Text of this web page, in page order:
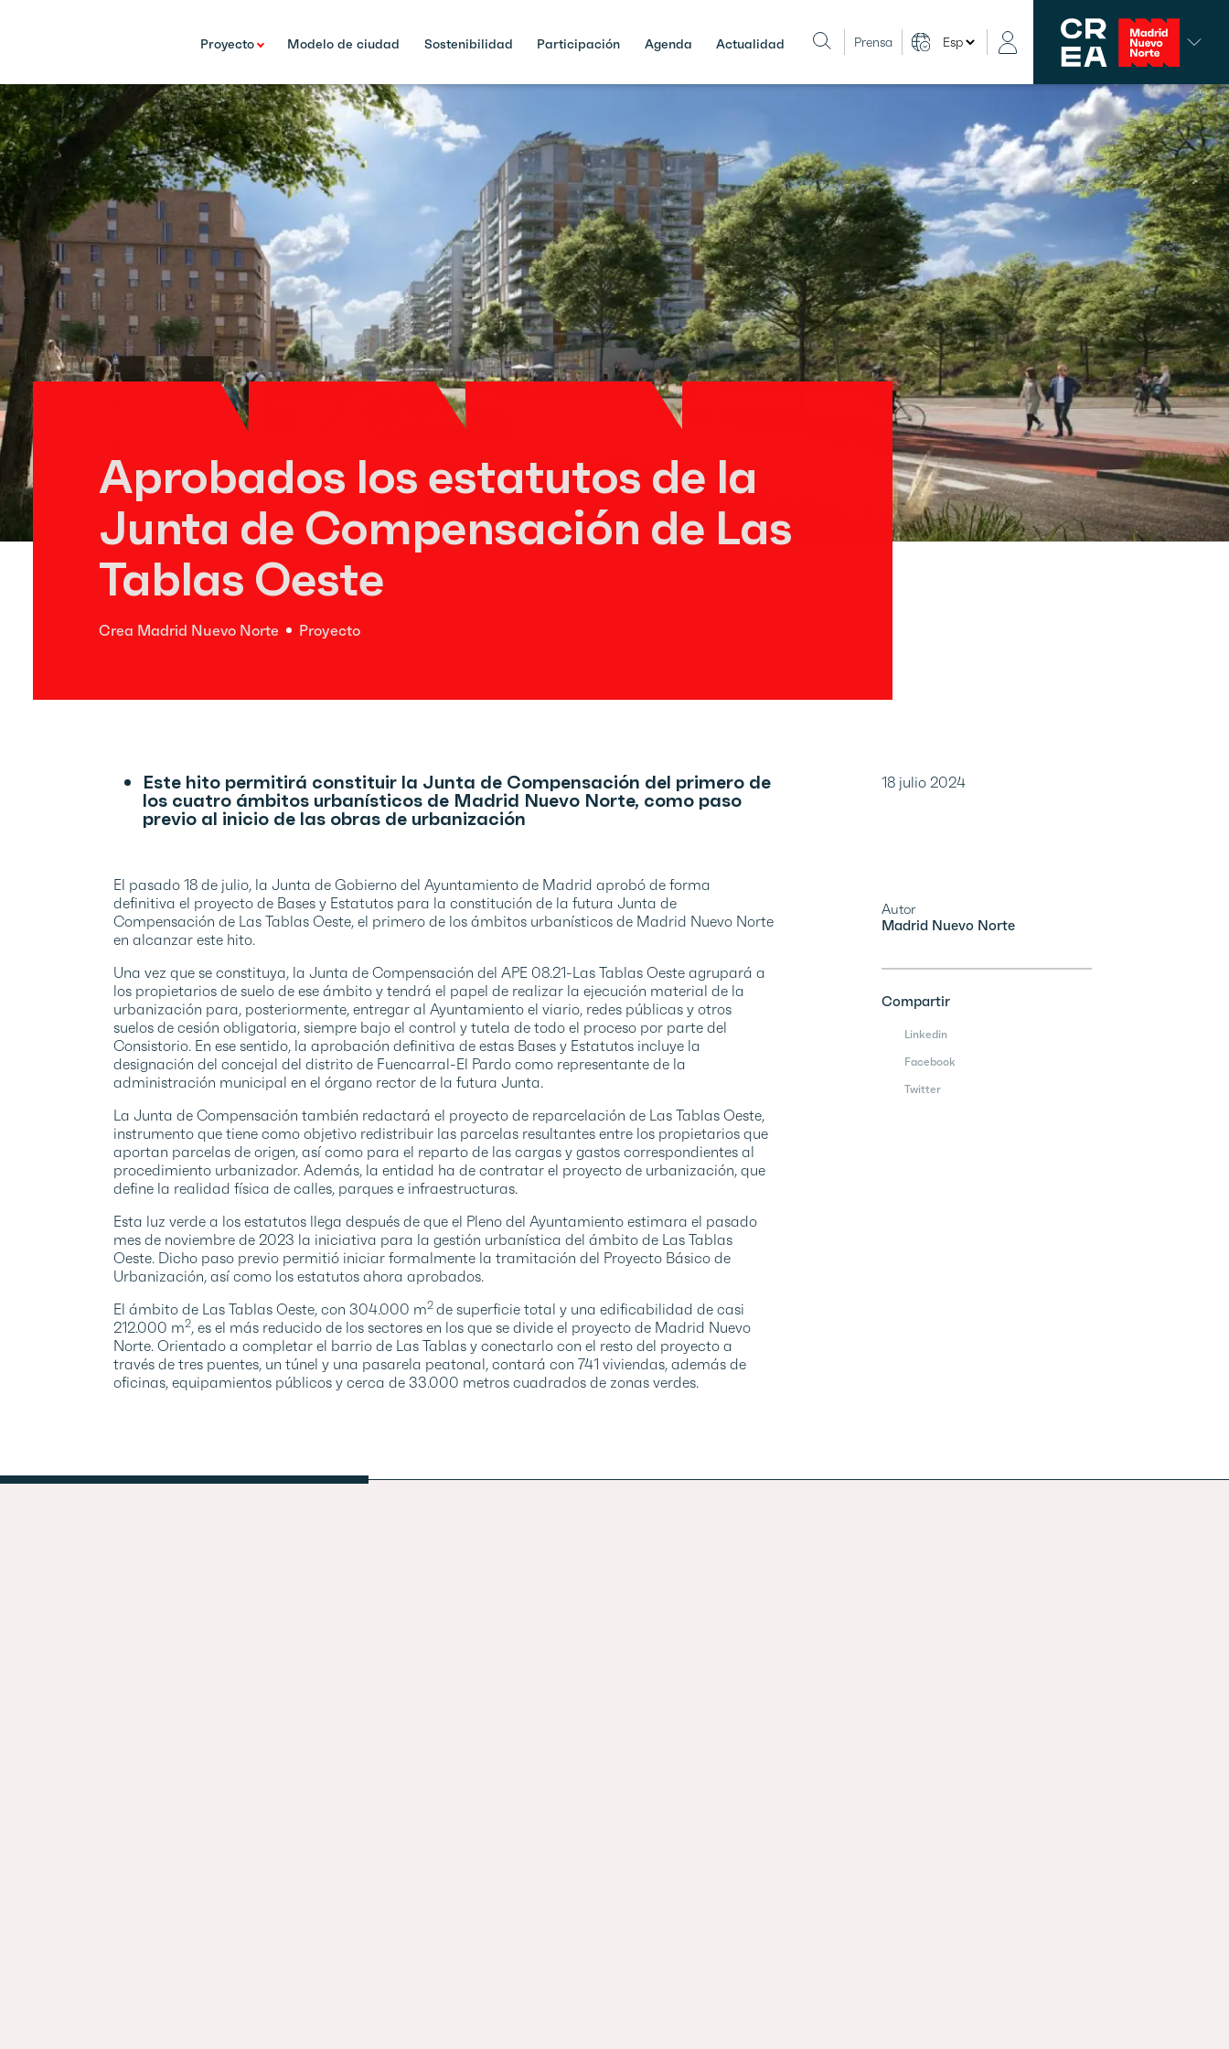
Proyecto Modelo de ciudad Sostenibilidad Participación Agenda Actualidad Prensa
Aprobados los estatutos de la
Junta de Compensación de Las
Tablas Oeste
Crea Madrid Nuevo Norte Proyecto
Este hito permitirá constituir la Junta de Compensación del primero de
los cuatro ámbitos urbanísticos de Madrid Nuevo Norte, como paso
previo al inicio de las obras de urbanización
El pasado 18 de julio, la Junta de Gobierno del Ayuntamiento de Madrid aprobó de forma
definitiva el proyecto de Bases y Estatutos para la constitución de la futura Junta de
Compensación de Las Tablas Oeste, el primero de los ámbitos urbanísticos de Madrid Nuevo Norte
en alcanzar este hito.
Una vez que se constituya, la Junta de Compensación del APE 08.21-Las Tablas Oeste agrupará a
los propietarios de suelo de ese ámbito y tendrá el papel de realizar la ejecución material de la
urbanización para, posteriormente, entregar al Ayuntamiento el viario, redes públicas y otros
suelos de cesión obligatoria, siempre bajo el control y tutela de todo el proceso por parte del
Consistorio. En ese sentido, la aprobación definitiva de estas Bases y Estatutos incluye la
designación del concejal del distrito de Fuencarral-El Pardo como representante de la
administración municipal en el órgano rector de la futura Junta.
La Junta de Compensación también redactará el proyecto de reparcelación de Las Tablas Oeste,
instrumento que tiene como objetivo redistribuir las parcelas resultantes entre los propietarios que
aportan parcelas de origen, así como para el reparto de las cargas y gastos correspondientes al
procedimiento urbanizador. Además, la entidad ha de contratar el proyecto de urbanización, que
define la realidad física de calles, parques e infraestructuras.
Esta luz verde a los estatutos llega después de que el Pleno del Ayuntamiento estimara el pasado
mes de noviembre de 2023 la iniciativa para la gestión urbanística del ámbito de Las Tablas
Oeste. Dicho paso previo permitió iniciar formalmente la tramitación del Proyecto Básico de
Urbanización, así como los estatutos ahora aprobados.
El ámbito de Las Tablas Oeste, con 304.000 m2 de superficie total y una edificabilidad de casi
212.000 m2, es el más reducido de los sectores en los que se divide el proyecto de Madrid Nuevo
Norte. Orientado a completar el barrio de Las Tablas y conectarlo con el resto del proyecto a
través de tres puentes, un túnel y una pasarela peatonal, contará con 741 viviendas, además de
oficinas, equipamientos públicos y cerca de 33.000 metros cuadrados de zonas verdes.
18 julio 2024
Autor
Madrid Nuevo Norte
Compartir
Linkedin
Facebook
Twitter